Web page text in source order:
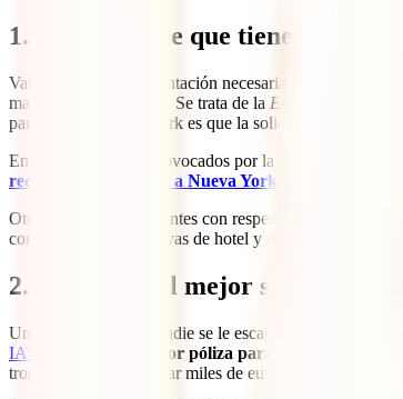
1. Asegúrate de que tienes toda
Vale, reunir la documentación necesaria es algo que
mala pasada: la
. Se trata de la Electronic
para viajar a Nueva York es que la solicites a través de
En estos momentos provocados por la pandemia,
requisitos para viajar a Nueva York
Otros consejos interesantes con respecto al papeleo es
comprobantes de reservas de hotel y el del vuelo de
2. Contratar el mejor seguro de
Un consejo que ya a nadie se le escapa, debido a su
IATI Estrella
la mejor póliza para este destino
tropezón te podría costar miles de euros en facturas